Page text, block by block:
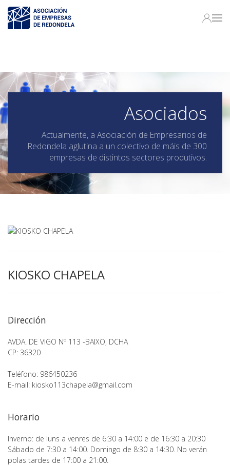
Asociados
Actualmente, a Asociación de Empresarios de
Redondela aglutina a un colectivo de máis de 300
empresas de distintos sectores produtivos.
KIOSKO CHAPELA
Dirección
AVDA. DE VIGO Nº 113 -BAIXO, DCHA
CP: 36320
Teléfono: 986450236
E-mail: kiosko113chapela@gmail.com
Horario
Inverno: de luns a venres de 6:30 a 14:00 e de 16:30 a 20:30
Sábado de 7:30 a 14:00. Domingo de 8:30 a 14:30. No verán
polas tardes de 17:00 a 21:00.